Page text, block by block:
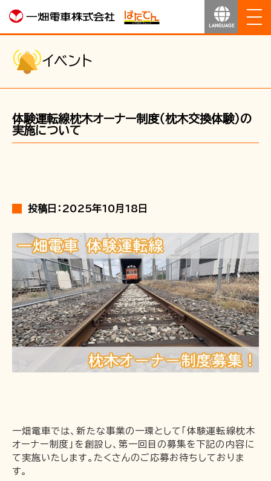
ホーム
運行のご案内
沿線マップ
企業情報
採用情報
一畑電車の社会的責任について
一畑電車活性化協議会
一畑電車国民保護業務計画（PDF）
イベント
体験運転線枕木オーナー制度（枕木交換体験）の
実施について
投稿日：2025年10月18日
一畑電車では、新たな事業の一環として「体験運転線枕木
オーナー制度」を創設し、第一回目の募集を下記の内容に
て実施いたします。たくさんのご応募お待ちしておりま
す。